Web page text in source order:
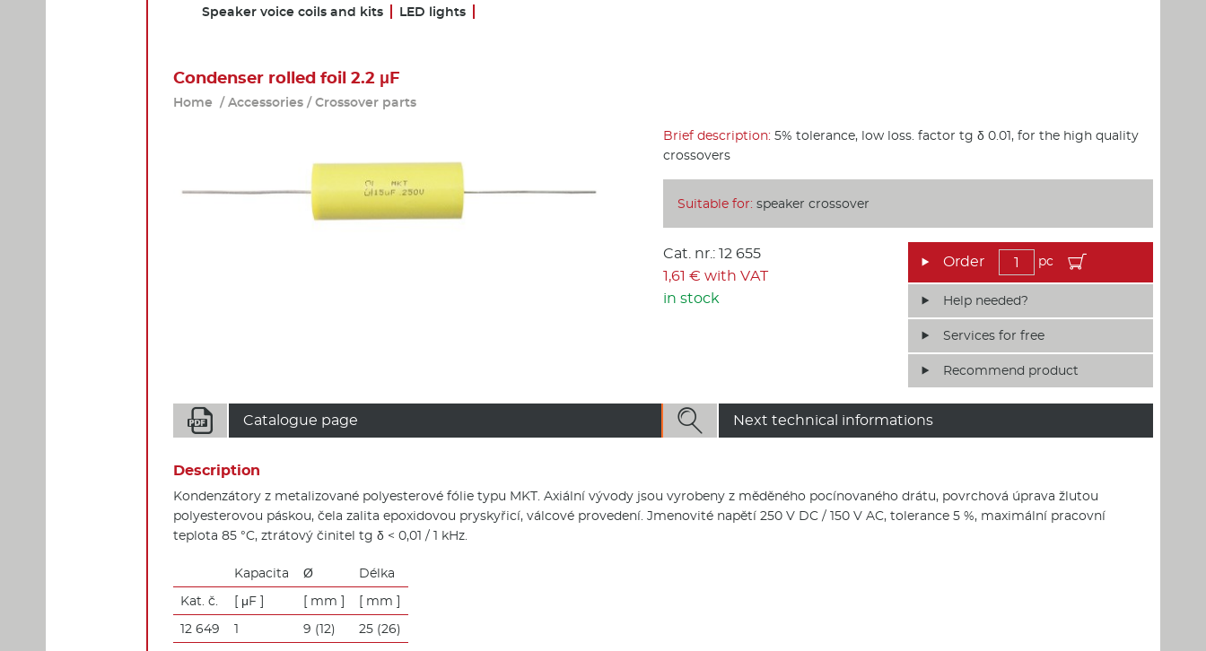
Speaker voice coils and kits
LED lights
Condenser rolled foil 2.2 μF
Home /Accessories /Crossover parts
Brief description: 5% tolerance, low loss. factor tg δ 0.01, for the high quality
crossovers
Suitable for: speaker crossover
Cat. nr.: 12 655
1,61 € with VAT
in stock
pc
Help needed?
Services for free
Recommend product
 Catalogue page  Next technical informations
Description
Kondenzátory z metalizované polyesterové fólie typu MKT. Axiální vývody jsou vyrobeny z měděného pocínovaného drátu, povrchová úprava žlutou
polyesterovou páskou, čela zalita epoxidovou pryskyřicí, válcové provedení. Jmenovité napětí 250 V DC / 150 V AC, tolerance 5 %, maximální pracovní
teplota 85 °C, ztrátový činitel tg δ < 0,01 / 1 kHz.
Kapacita Ø
Délka
Kat. č.
[ μF ] [ mm ]
[ mm ]
12 649
1 9 (12)
25 (26)